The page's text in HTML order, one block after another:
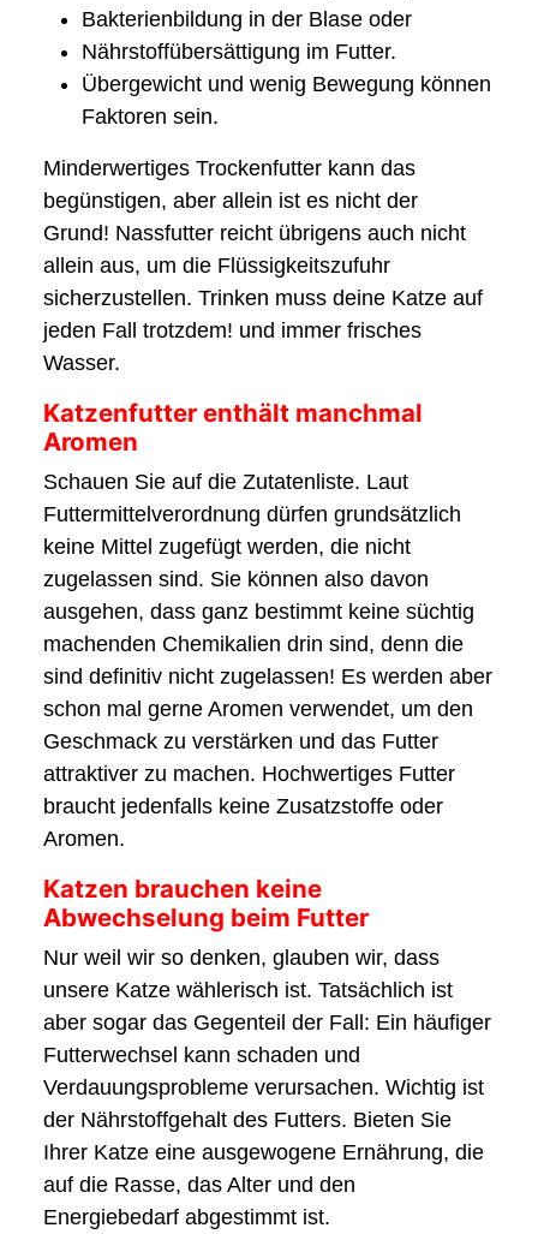
Bakterienbildung in der Blase oder
Nährstoffübersättigung im Futter.
Übergewicht und wenig Bewegung können
Faktoren sein.
Minderwertiges Trockenfutter kann das
begünstigen, aber allein ist es nicht der
Grund! Nassfutter reicht übrigens auch nicht
allein aus, um die Flüssigkeitszufuhr
sicherzustellen. Trinken muss deine Katze auf
jeden Fall trotzdem! und immer frisches
Wasser.
Katzenfutter enthält manchmal
Aromen
Schauen Sie auf die Zutatenliste. Laut
Futtermittelverordnung dürfen grundsätzlich
keine Mittel zugefügt werden, die nicht
zugelassen sind. Sie können also davon
ausgehen, dass ganz bestimmt keine süchtig
machenden Chemikalien drin sind, denn die
sind definitiv nicht zugelassen! Es werden aber
schon mal gerne Aromen verwendet, um den
Geschmack zu verstärken und das Futter
attraktiver zu machen. Hochwertiges Futter
braucht jedenfalls keine Zusatzstoffe oder
Aromen.
Katzen brauchen keine
Abwechselung beim Futter
Nur weil wir so denken, glauben wir, dass
unsere Katze wählerisch ist. Tatsächlich ist
aber sogar das Gegenteil der Fall: Ein häufiger
Futterwechsel kann schaden und
Verdauungsprobleme verursachen. Wichtig ist
der Nährstoffgehalt des Futters. Bieten Sie
Ihrer Katze eine ausgewogene Ernährung, die
auf die Rasse, das Alter und den
Energiebedarf abgestimmt ist.